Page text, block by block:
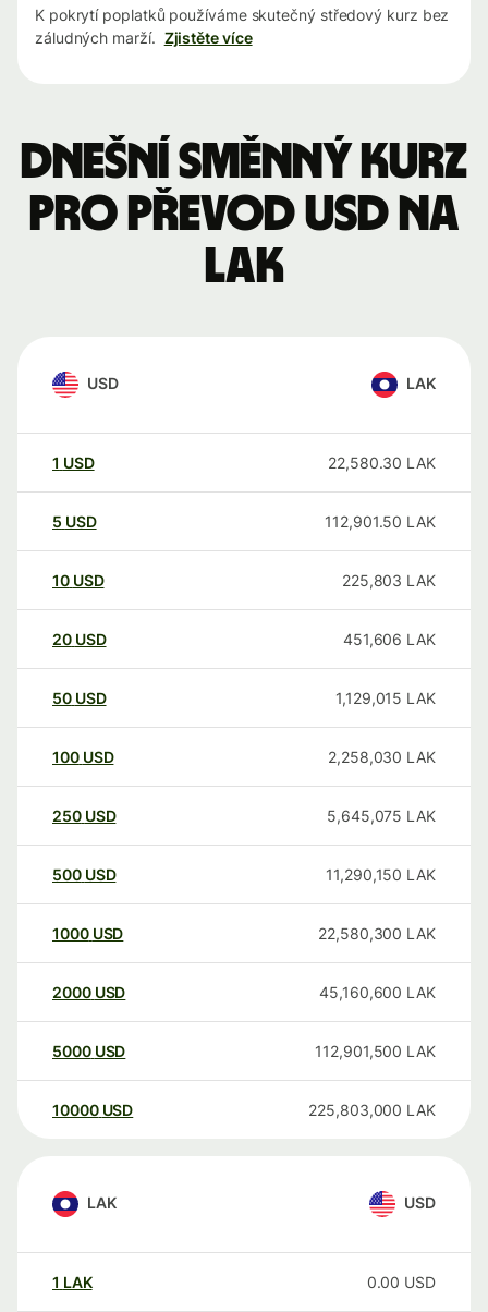
K pokrytí poplatků používáme skutečný středový kurz bez
záludných marží. Zjistěte více
Dnešní směnný kurz
pro převod USD na
LAK
USD LAK
1 USD 22,580.30 LAK
5 USD 112,901.50 LAK
10 USD 225,803 LAK
20 USD 451,606 LAK
50 USD 1,129,015 LAK
100 USD 2,258,030 LAK
250 USD 5,645,075 LAK
500 USD 11,290,150 LAK
1000 USD 22,580,300 LAK
2000 USD 45,160,600 LAK
5000 USD 112,901,500 LAK
10000 USD 225,803,000 LAK
LAK USD
1 LAK 0.00 USD